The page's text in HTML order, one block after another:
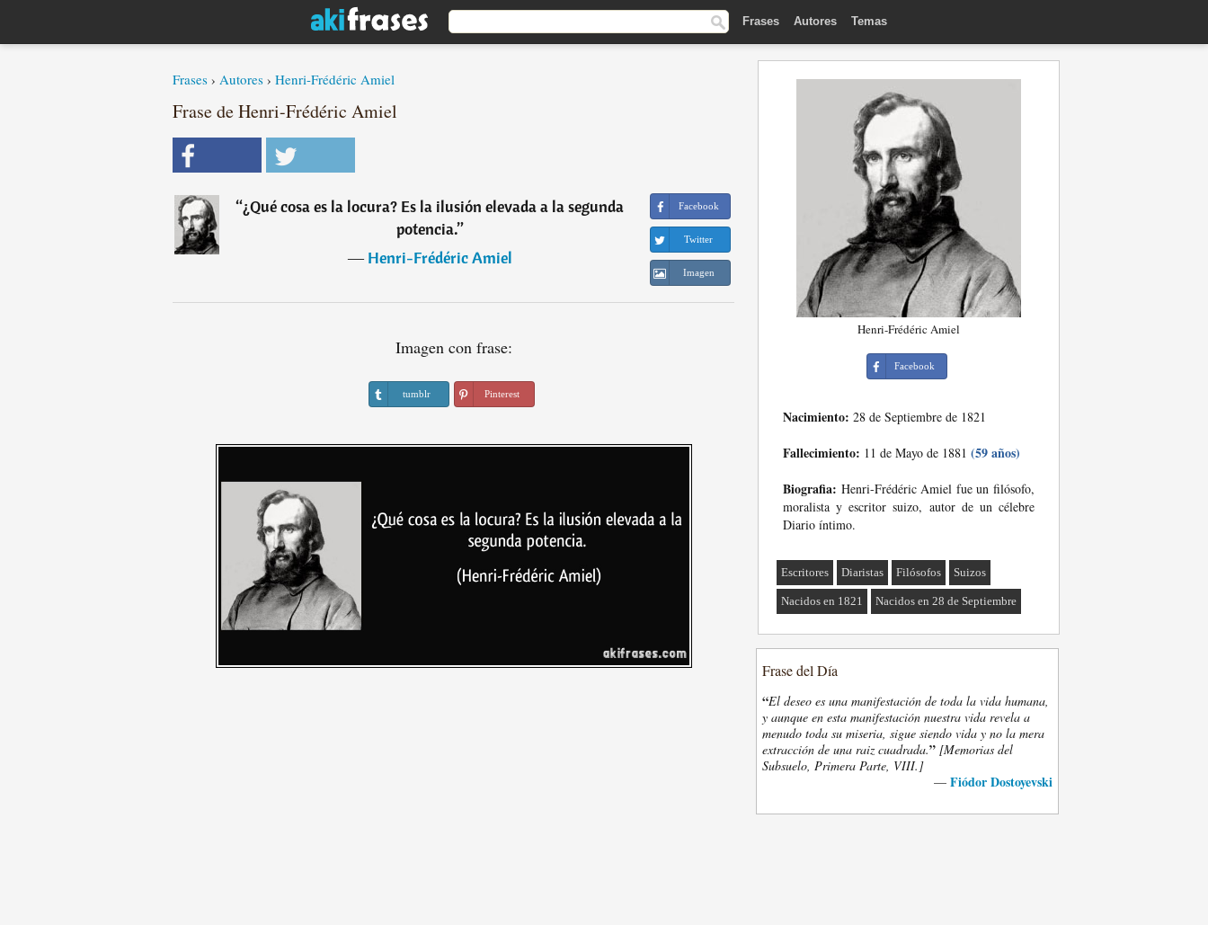
Frases Autores Temas
Frases › Autores › Henri-Frédéric Amiel
Frase de Henri-Frédéric Amiel
“¿Qué cosa es la locura? Es la ilusión elevada a la segunda
potencia.”
―Henri-Frédéric Amiel
Facebook
Twitter
Imagen
Imagen con frase:
tumblr Pinterest
Henri-Frédéric Amiel
Facebook
Nacimiento: 28 de Septiembre de 1821
Fallecimiento: 11 de Mayo de 1881 (59 años)
Biografia: Henri-Frédéric Amiel fue un filósofo,
moralista y escritor suizo, autor de un célebre
Diario íntimo.
Escritores Diaristas Filósofos Suizos
Nacidos en 1821 Nacidos en 28 de Septiembre
Frase del Día
“El deseo es una manifestación de toda la vida humana,
y aunque en esta manifestación nuestra vida revela a
menudo toda su miseria, sigue siendo vida y no la mera
extracción de una raiz cuadrada.” [Memorias del
Subsuelo, Primera Parte, VIII.]
— Fiódor Dostoyevski